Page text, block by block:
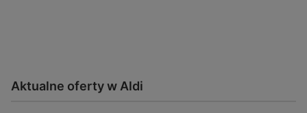
Aktualne oferty w Aldi